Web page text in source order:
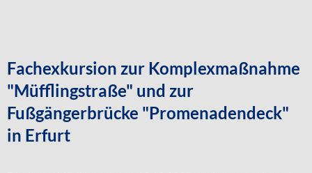
Fachexkursion zur Komplexmaßnahme
"Müfflingstraße" und zur
Fußgängerbrücke "Promenadendeck"
in Erfurt